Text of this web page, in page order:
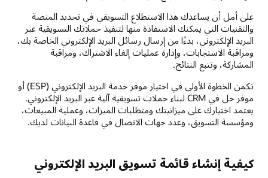
على أمل أن يساعدك هذا الاستطلاع التسويقي في تحديد المنصة
والتقنيات التي يمكنك الاستفادة منها لتنفيذ حملاتك التسويقية عبر
البريد الإلكتروني، بدءًا من إرسال رسائل البريد الإلكتروني الخاصة بك،
ومراقبة الاستجابات، وإدارة عمليات إلغاء الاشتراك، ومراقبة
المشاركة، وتتبع النتائج.
تكمن الخطوة الأولى في اختيار موفر خدمة البريد الإلكتروني (ESP) أو
موفر حل في CRM لبناء حملات تسويقية آلية عبر البريد الإلكتروني.
يعتمد اختيارك على ميزانيتك ومتطلبات الميزات، وعملية المبيعات،
ومؤسسة التسويق، وعدد جهات الاتصال في قاعدة البيانات لديك.
كيفية إنشاء قائمة تسويق البريد الإلكتروني